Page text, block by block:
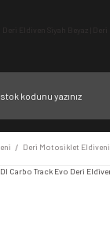
Deri Motosiklet Eldiveni